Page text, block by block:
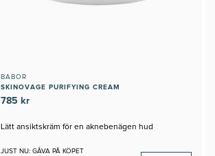
BABOR
SKINOVAGE PURIFYING CREAM
785 kr
Lätt ansiktskräm för en aknebenägen hud
JUST NU: GÅVA PÅ KÖPET